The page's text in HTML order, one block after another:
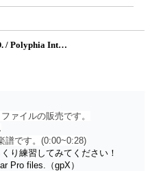
Polyphia - O.D. / Polyphia Intro Riff TAB 0:00~0:28 (TAB PDF & Guitar Pro files.（gpX）) by Technical Guitar
ァイルの販売です。
譜です。(0:00~0:28)
り練習してみてください！
Pro files.（gpX）